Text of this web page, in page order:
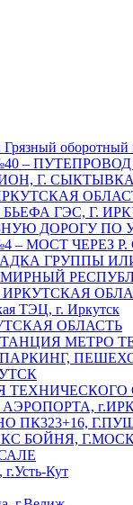
Грязный
–
Г.
ГЭС, Г.
ДОРОГУ ПО
– МОСТ ЧЕРЕЗ
ГРУППЫ
ИРКУТСКАЯ
ТЭЦ, г. Иркутск
ОБЛАСТЬ
МЕТРО
ПК323+16,
БОЙНЯ,
Кут